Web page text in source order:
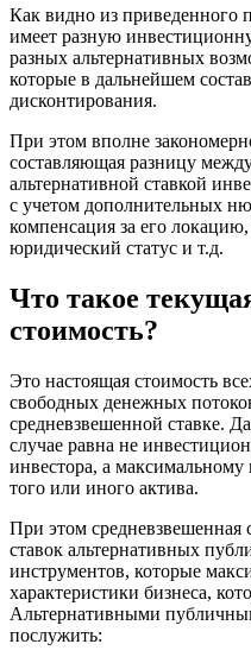
Как видно из приведенного
имеет разную
разных альтернативных
которые в дальнейшем
дисконтирования.
При этом вполне
составляющая разницу
альтернативной ставкой
с учетом дополнительных
компенсация за его локацию,
юридический статус и т.д.
Что такое
стоимость?
Это настоящая стоимость
свободных денежных
средневзвешенной ставке.
случае равна не
инвестора, а
того или иного актива.
При этом средневзвешенная
ставок альтернативных
инструментов, которые
характеристики бизнеса,
Альтернативными
послужить: